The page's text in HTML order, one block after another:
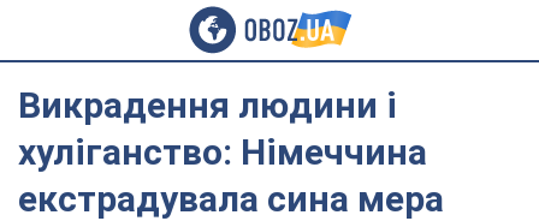
Викрадення людини і
хуліганство: Німеччина
екстрадувала сина мера